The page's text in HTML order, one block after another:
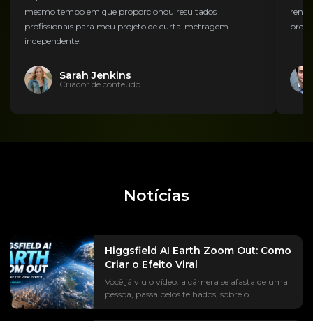
mesmo tempo em que proporcionou resultados
profissionais para meu projeto de curta-metragem
independente.
Sarah Jenkins
Criador de conteúdo
Notícias
Higgsfield AI Earth Zoom Out: Como
Criar o Efeito Viral
Você já viu o vídeo: a câmera se afasta de uma
pessoa, passa pelos telhados, sobre o